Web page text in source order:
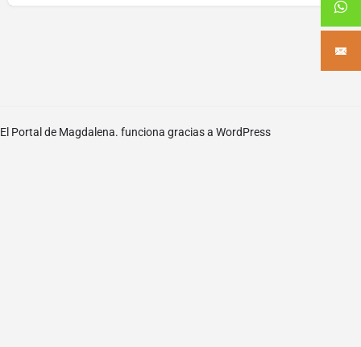
El Portal de Magdalena. funciona gracias a WordPress